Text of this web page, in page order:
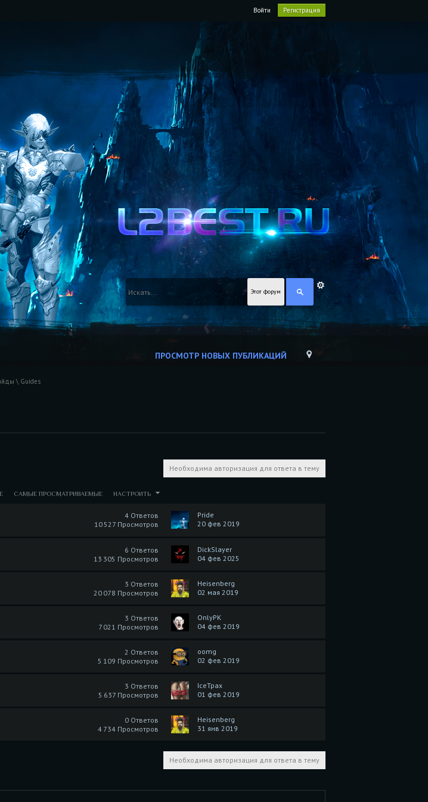
Войти Регистрация
Этот форум
ПРОСМОТР НОВЫХ ПУБЛИКАЦИЙ
\ Guides
Необходима авторизация для ответа в тему
САМЫЕ ПРОСМАТРИВАЕМЫЕ НАСТРОИТЬ
4 Ответов
10 527 Просмотров
Pride
20 фев 2019
6 Ответов
13 305 Просмотров
DickSlayer
04 фев 2025
3 Ответов
20 078 Просмотров
Heisenberg
02 мая 2019
3 Ответов
7 021 Просмотров
OnlyPK
04 фев 2019
2 Ответов
5 109 Просмотров
oomg
02 фев 2019
3 Ответов
5 637 Просмотров
IceTpax
01 фев 2019
0 Ответов
4 734 Просмотров
Heisenberg
31 янв 2019
Необходима авторизация для ответа в тему